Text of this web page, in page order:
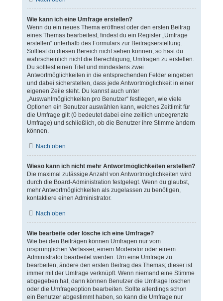
Wie kann ich eine Umfrage erstellen?
Wenn du ein neues Thema eröffnest oder den ersten Beitrag
eines Themas bearbeitest, findest du ein Register „Umfrage
erstellen“ unterhalb des Formulars zur Beitragserstellung.
Solltest du diesen Bereich nicht sehen können, so hast du
wahrscheinlich nicht die Berechtigung, Umfragen zu erstellen.
Du solltest einen Titel und mindestens zwei
Antwortmöglichkeiten in die entsprechenden Felder eingeben
und dabei sicherstellen, dass jede Antwortmöglichkeit in einer
eigenen Zeile steht. Du kannst auch unter
„Auswahlmöglichkeiten pro Benutzer“ festlegen, wie viele
Optionen ein Benutzer auswählen kann, welches Zeitlimit für
die Umfrage gilt (0 bedeutet dabei eine zeitlich unbegrenzte
Umfrage) und schließlich, ob die Benutzer ihre Stimme ändern
können.
Nach oben
Wieso kann ich nicht mehr Antwortmöglichkeiten erstellen?
Die maximal zulässige Anzahl von Antwortmöglichkeiten wird
durch die Board-Administration festgelegt. Wenn du glaubst,
mehr Antwortmöglichkeiten als zugelassen zu benötigen,
kontaktiere einen Administrator.
Nach oben
Wie bearbeite oder lösche ich eine Umfrage?
Wie bei den Beiträgen können Umfragen nur vom
ursprünglichen Verfasser, einem Moderator oder einem
Administrator bearbeitet werden. Um eine Umfrage zu
bearbeiten, ändere den ersten Beitrag des Themas; dieser ist
immer mit der Umfrage verknüpft. Wenn niemand eine Stimme
abgegeben hat, dann können Benutzer die Umfrage löschen
oder die Umfrageoption bearbeiten. Sollte allerdings schon
ein Benutzer abgestimmt haben, so kann die Umfrage nur